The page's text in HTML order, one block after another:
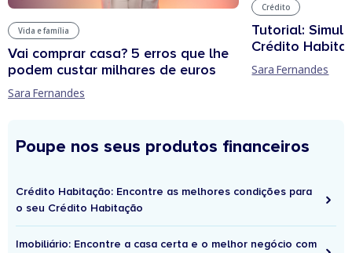
Vida e família
Vai comprar casa? 5 erros que lhe
podem custar milhares de euros
Sara Fernandes
Crédito
Tutorial:
Crédito
Sara Fernandes
Poupe nos seus produtos financeiros
Crédito Habitação: Encontre as melhores condições para
o seu Crédito Habitação
Imobiliário: Encontre a casa certa e o melhor negócio com